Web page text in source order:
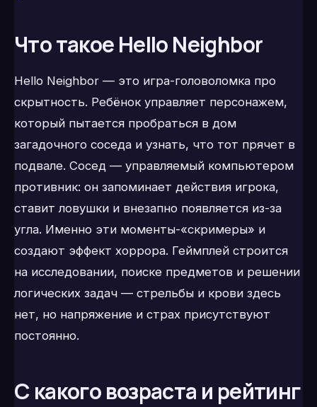
Что такое Hello Neighbor
Hello Neighbor — это игра-головоломка про
скрытность. Ребёнок управляет персонажем,
который пытается пробраться в дом
загадочного соседа и узнать, что тот прячет в
подвале. Сосед — управляемый компьютером
противник: он запоминает действия игрока,
ставит ловушки и внезапно появляется из-за
угла. Именно эти моменты-«скримеры» и
создают эффект хоррора. Геймплей строится
на исследовании, поиске предметов и решении
логических задач — стрельбы и крови здесь
нет, но напряжение и страх присутствуют
постоянно.
С какого возраста и рейтинг